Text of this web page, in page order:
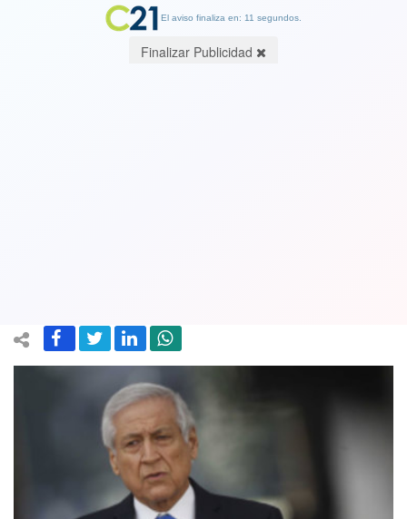
El aviso finaliza en: 11 segundos.
Finalizar Publicidad